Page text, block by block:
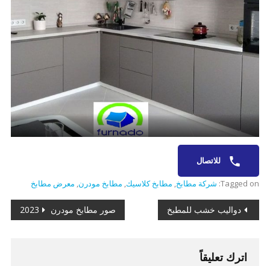
للاتصال
Tagged on: شركة مطابخ, مطابخ كلاسيك, مطابخ مودرن, معرض مطابخ
تصفّح
دواليب خشب للمطبخ صور مطابخ مودرن 2023
اترك تعليقاً